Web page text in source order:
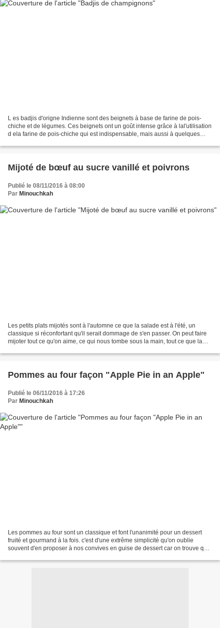
L es badjis d'origne Indienne sont des beignets à base de farine de pois-
chiche et de légumes. Ces beignets ont un goût intense grâce à lal'utilisation
d ela farine de pois-chiche qui est indispensable, mais aussi à quelques
Mijoté de bœuf au sucre vanillé et poivrons
Publié le 08/11/2016 à 08:00
Par Minouchkah
Les petits plats mijotés sont à l'automne ce que la salade est à l'été, un
classique si réconfortant qu'il serait dommage de s'en passer. On peut faire
mijoter tout ce qu'on aime, ce qui nous tombe sous la main, tout ce que la
Pommes au four façon "Apple Pie in an Apple"
Publié le 06/11/2016 à 17:26
Par Minouchkah
Les pommes au four sont un classique et font l'unanimité pour un dessert
fruité et gourmand à la fois. c'est d'une extrême simplicité qu'on oublie
souvent d'en proposer à nos convives en guise de dessert car on trouve que